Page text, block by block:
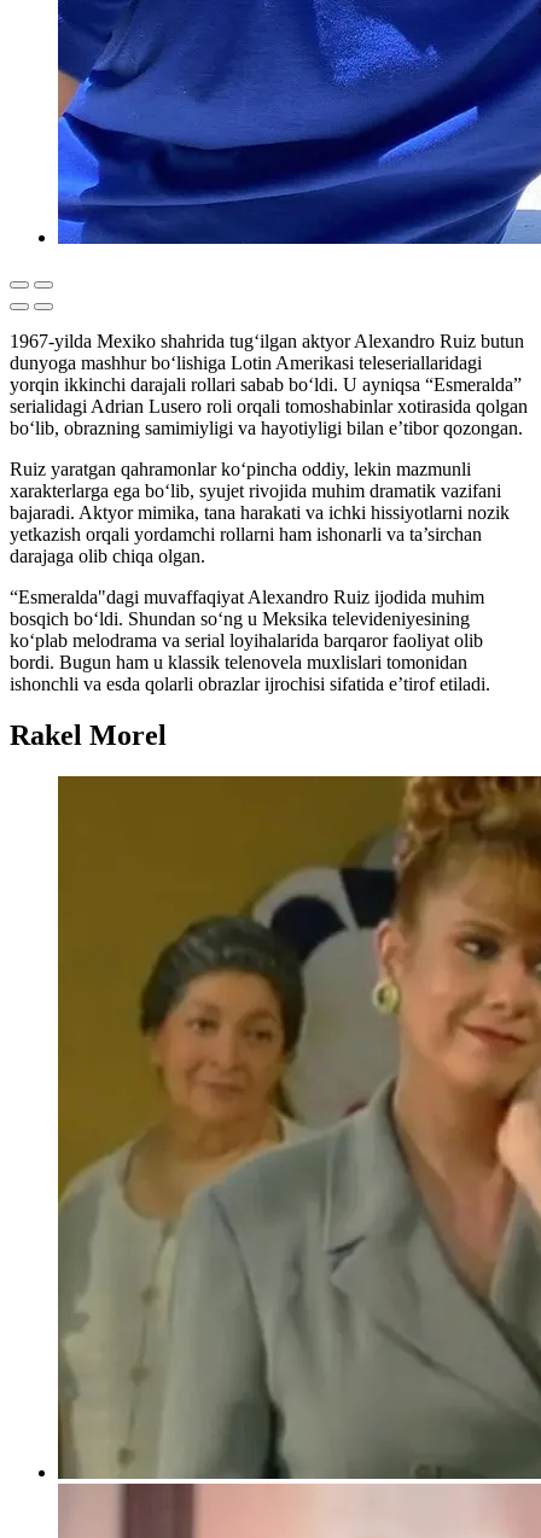
1967-yilda Mexiko shahrida tug‘ilgan aktyor Alexandro Ruiz butun
dunyoga mashhur bo‘lishiga Lotin Amerikasi teleseriallaridagi
yorqin ikkinchi darajali rollari sabab bo‘ldi. U ayniqsa “Esmeralda”
serialidagi Adrian Lusero roli orqali tomoshabinlar xotirasida qolgan
bo‘lib, obrazning samimiyligi va hayotiyligi bilan e’tibor qozongan.
Ruiz yaratgan qahramonlar ko‘pincha oddiy, lekin mazmunli
xarakterlarga ega bo‘lib, syujet rivojida muhim dramatik vazifani
bajaradi. Aktyor mimika, tana harakati va ichki hissiyotlarni nozik
yetkazish orqali yordamchi rollarni ham ishonarli va ta’sirchan
darajaga olib chiqa olgan.
“Esmeralda"dagi muvaffaqiyat Alexandro Ruiz ijodida muhim
bosqich bo‘ldi. Shundan so‘ng u Meksika televideniyesining
ko‘plab melodrama va serial loyihalarida barqaror faoliyat olib
bordi. Bugun ham u klassik telenovela muxlislari tomonidan
ishonchli va esda qolarli obrazlar ijrochisi sifatida e’tirof etiladi.
Rakel Morel